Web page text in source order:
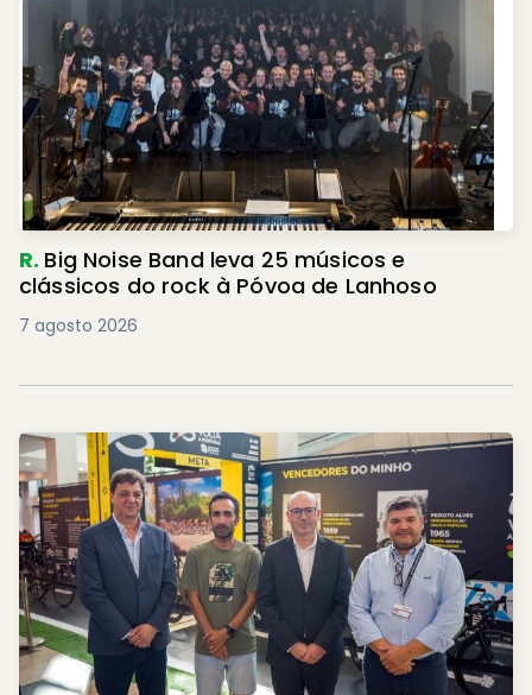
R. Big Noise Band leva 25 músicos e
clássicos do rock à Póvoa de Lanhoso
7 agosto 2026